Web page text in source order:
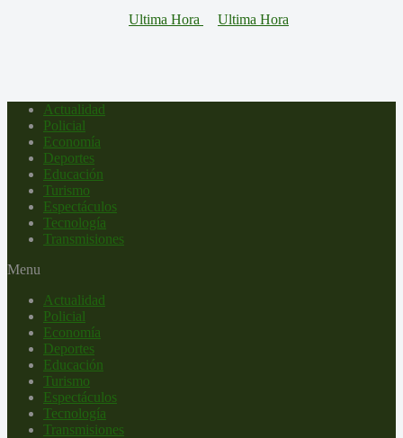
Actualidad
Policial
Economía
Deportes
Educación
Turismo
Espectáculos
Tecnología
Transmisiones
Menu
Actualidad
Policial
Economía
Deportes
Educación
Turismo
Espectáculos
Tecnología
Transmisiones